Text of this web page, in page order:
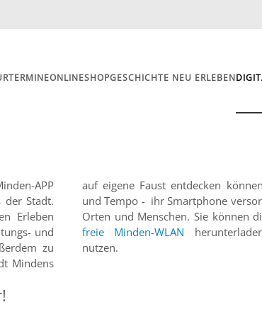
TERMINEONLINESHOPGESCHICHTE NEU ERLEBEN
APP
Stadt.
Erleben
und
zu
Mindens
Sie Weg
Orten und Menschen. Sie können
freie Minden-WLAN
nutzen.